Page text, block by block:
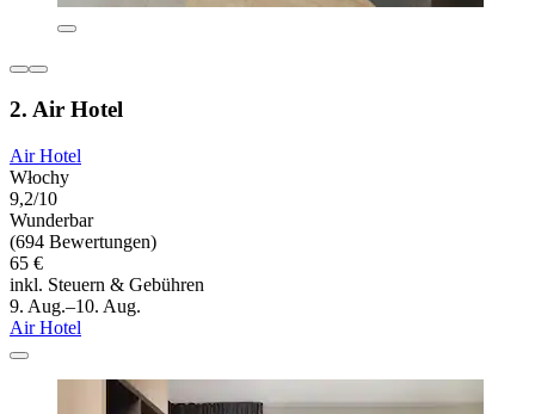
2. Air Hotel
Air Hotel
Włochy
9,2/10
Wunderbar
(694 Bewertungen)
65 €
inkl. Steuern & Gebühren
9. Aug.–10. Aug.
Air Hotel